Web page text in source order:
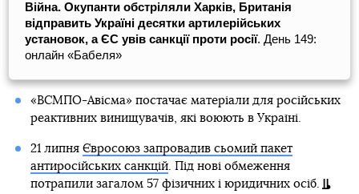
Війна. Окупанти обстріляли Харків, Британія
відправить Україні десятки артилерійських
установок, а ЄС увів санкції проти росії. День 149:
онлайн «Бабеля»
«ВСМПО-Авісма» постачає матеріали для російських
реактивних винищувачів, які воюють в Україні.
21 липня Євросоюз запровадив сьомий пакет
антиросійських санкцій. Під нові обмеження
потрапили загалом 57 фізичних і юридичних осіб.